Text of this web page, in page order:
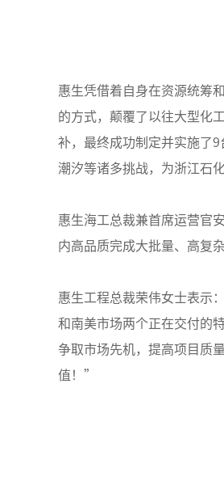
惠生凭借着自身在资源统筹
的方式，颠覆了以往大型化
补，最终成功制定并实施了
潮汐等诸多挑战，为浙江石
惠生海工总裁兼首席运营官
内高品质完成大批量、高复
惠生工程总裁荣伟女士表示
和南美市场两个正在交付的
争取市场先机，提高项目质
值！”